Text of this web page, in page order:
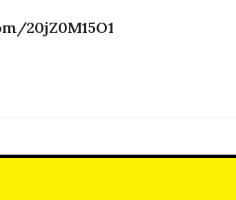
20jZ0M15O1